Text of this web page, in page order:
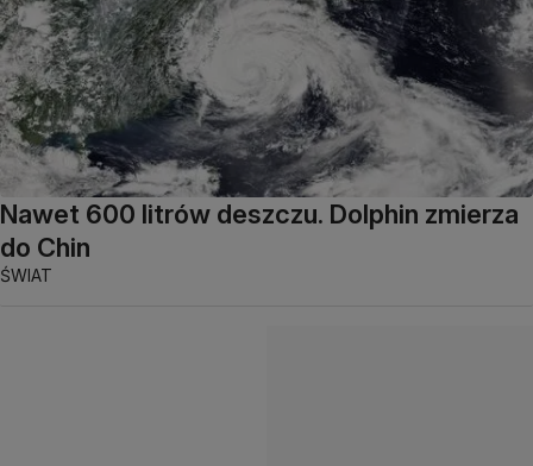
Nawet 600 litrów deszczu. Dolphin zmierza
do Chin
ŚWIAT